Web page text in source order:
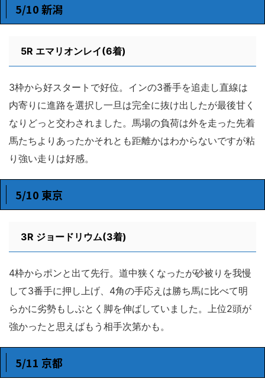
5/10 新潟
5R エマリオンレイ(6着)
3枠から好スタートで好位。インの3番手を追走し直線は
内寄りに進路を選択し一旦は完全に抜け出したが最後甘く
なりどっと交わされました。馬場の負荷は外を走った先着
馬たちよりあったかそれとも距離かはわからないですが粘
り強い走りは好感。
5/10 東京
3R ジョードリウム(3着)
4枠からポンと出て先行。道中狭くなったが砂被りを我慢
して3番手に押し上げ、4角の手応えは勝ち馬に比べて明
らかに劣勢もしぶとく脚を伸ばしていました。上位2頭が
強かったと思えばもう相手次第かも。
5/11 京都